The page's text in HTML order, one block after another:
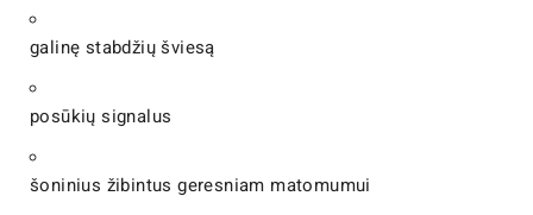
galinę stabdžių šviesą
posūkių signalus
šoninius žibintus geresniam matomumui